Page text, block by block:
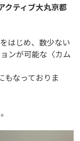
クティブ大丸京都
はじめ、数少ない
ンが可能な〈カム
もなっておりま